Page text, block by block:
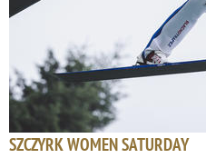
SZCZYRK WOMEN SATURDAY